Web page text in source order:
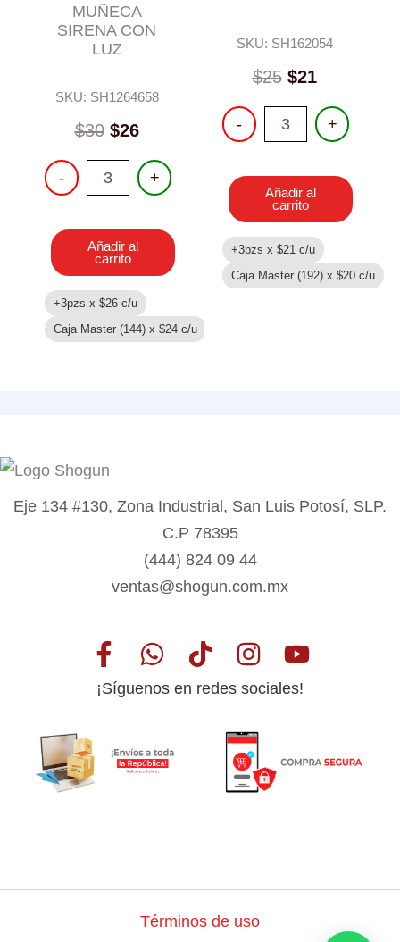
MUÑECA
SIRENA CON
LUZ
SKU: SH1264658
$30 $26
-
MUÑECA
SIRENA
cantidad
+
Añadir al
carrito
+3pzs x $26 c/u
Caja Master (144) x $24 c/u
SKU: SH162054
$25 $21
-
MUNECA
cantidad
+
Añadir al
carrito
+3pzs x $21 c/u
Caja Master (192) x $20 c/u
Eje 134 #130, Zona Industrial, San Luis Potosí, SLP.
C.P 78395
(444) 824 09 44
ventas@shogun.com.mx
¡Síguenos en redes sociales!
Términos de uso